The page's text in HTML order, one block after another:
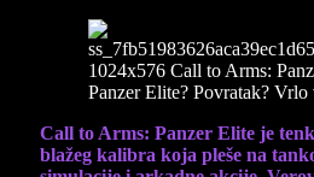
Call to Arms: Panzer Elite je
blažeg kalibra koja pleše na